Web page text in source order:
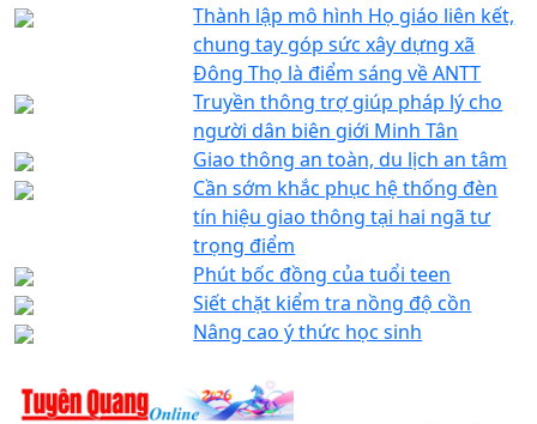
Thành lập mô hình Họ giáo liên kết,
chung tay góp sức xây dựng xã
Đông Thọ là điểm sáng về ANTT
Truyền thông trợ giúp pháp lý cho
người dân biên giới Minh Tân
Giao thông an toàn, du lịch an tâm
Cần sớm khắc phục hệ thống đèn
tín hiệu giao thông tại hai ngã tư
trọng điểm
Phút bốc đồng của tuổi teen
Siết chặt kiểm tra nồng độ cồn
Nâng cao ý thức học sinh